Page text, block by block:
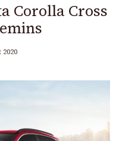
Corolla Cross
2020